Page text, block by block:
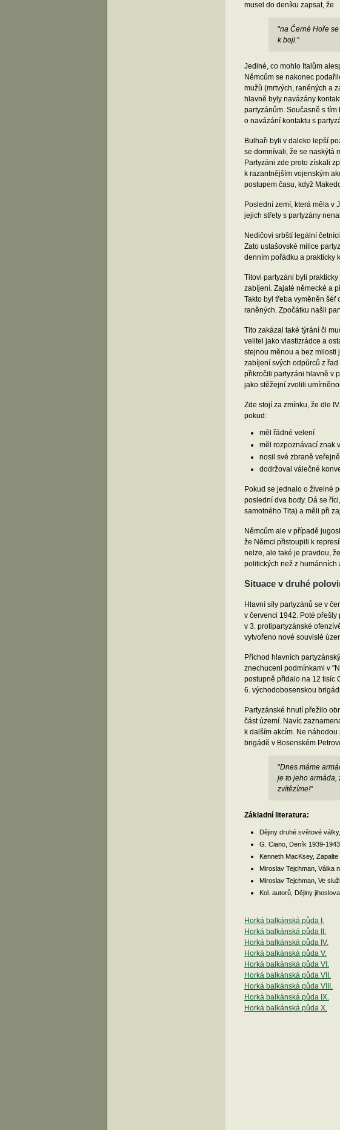
musel do deníku zapsat, že
"na Černé Hoře
k boji."
Jediné, co mohlo Italům
Němcům se nakonec
mužů (mrtvých, raněných a
hlavně byly navázány
partyzánům. Současně s
o navázání kontaktu s
Bulhaři byli v daleko lepší
se domnívali, že se naskýtá
Partyzáni zde proto získali
k razantnějším vojenským
postupem času, když
Poslední zemí, která měla v
jejich střety s partyzány
Nedičovi srbští legální
Zato ustašovské milice
denním pořádku a prakticky
Titovi partyzáni byli
zabíjení. Zajaté německé a
Takto byl třeba vyměněn
raněných. Zpočátku našli
Tito zakázal také týrání či
velitel jako vlastizrádce a
stejnou měnou a bez milosti
zabíjení svých odpůrců z
přikročili partyzáni hlavně v
jako stěžejní zvolili
Zde stojí za zmínku, že dle
pokud:
měl řádné velení
měl rozpoznávací znak
nosil své zbraně veřejně
dodržoval válečné
Pokud se jednalo o živelné
poslední dva body. Dá se
samotného Tita) a měli při
Němcům ale v případě
že Němci přistoupili k
nelze, ale také je pravdou,
politických než z
Situace v druhé
Hlavní síly partyzánů se v
v červenci 1942. Poté
v 3. protipartyzánské
vytvořeno nové souvislé
Příchod hlavních
znechuceni podmínkami v
postupně přidalo na 12 tisíc
6. východobosenskou
Partyzánské hnutí přežilo
část území. Navíc
k dalším akcím. Ne
brigádě v Bosenském
"Dnes máme
je to jeho armáda,
zvítězíme!"
Základní literatura:
Dějiny druhé světové
G. Ciano, Deník 1939-
Kenneth MacKsey,
Miroslav Tejchman, Válka
Miroslav Tejchman, Ve
Kol. autorů, Dějiny
Horká balkánská půda I.
Horká balkánská půda II.
Horká balkánská půda IV.
Horká balkánská půda V.
Horká balkánská půda VI.
Horká balkánská půda VII.
Horká balkánská půda VIII.
Horká balkánská půda IX.
Horká balkánská půda X.